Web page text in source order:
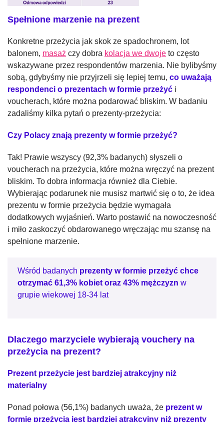
Spełnione marzenie na prezent
Konkretne przeżycia jak skok ze spadochronem, lot
balonem, masaż czy dobra kolacja we dwoje to często
wskazywane przez respondentów marzenia. Nie bylibyśmy
sobą, gdybyśmy nie przyjrzeli się lepiej temu, co uważają
respondenci o prezentach w formie przeżyć i
voucherach, które można podarować bliskim. W badaniu
zadaliśmy kilka pytań o prezenty-przeżycia:
Czy Polacy znają prezenty w formie przeżyć?
Tak! Prawie wszyscy (92,3% badanych) słyszeli o
voucherach na przeżycia, które można wręczyć na prezent
bliskim. To dobra informacja również dla Ciebie.
Wybierając podarunek nie musisz martwić się o to, że idea
prezentu w formie przeżycia będzie wymagała
dodatkowych wyjaśnień. Warto postawić na nowoczesność
i miło zaskoczyć obdarowanego wręczając mu szansę na
spełnione marzenie.
Wśród badanych prezenty w formie przeżyć chce
otrzymać 61,3% kobiet oraz 43% mężczyzn w
grupie wiekowej 18-34 lat
Dlaczego marzyciele wybierają vouchery na
przeżycia na prezent?
Prezent przeżycie jest bardziej atrakcyjny niż
materialny
Ponad połowa (56,1%) badanych uważa, że prezent w
formie przeżycia jest bardziej atrakcyjny niż prezenty